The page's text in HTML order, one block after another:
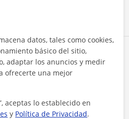
desplaza para dar clase
datos, tales como cookies,
básico del sitio,
adaptar los anuncios y medir
ofrecerte una mejor
aceptas lo establecido en
y Política de Privacidad.